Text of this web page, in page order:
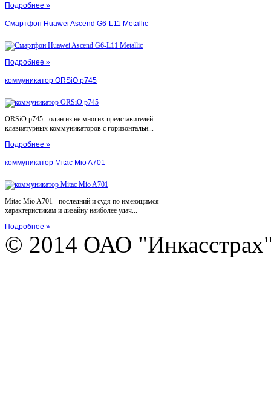
Подробнее »
Смартфон Huawei Ascend G6-L11 Metallic
Подробнее »
коммуникатор ORSiO p745
ORSiO p745 - один из не многих представителей
клавиатурных коммуникаторов с горизонтальн...
Подробнее »
коммуникатор Mitac Mio A701
Mitac Mio A701 - последний и судя по имеющимся
характеристикам и дизайну наиболее удач...
Подробнее »
© 2014 ОАО